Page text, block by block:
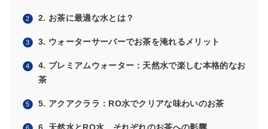
2. お茶に最適な水とは？
3. ウォーターサーバーでお茶を淹れるメリット
4. プレミアムウォーター：天然水で楽しむ本格的なお
茶
5. アクアクララ：RO水でクリアな味わいのお茶